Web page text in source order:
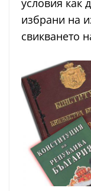
условия как
избрани на
свикването